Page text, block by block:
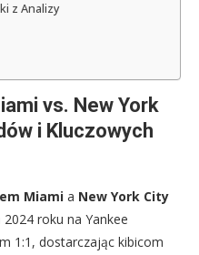
z Analizy
vs. New York
i Kluczowych
Miami a New York City
roku na Yankee
1:1, dostarczając kibicom